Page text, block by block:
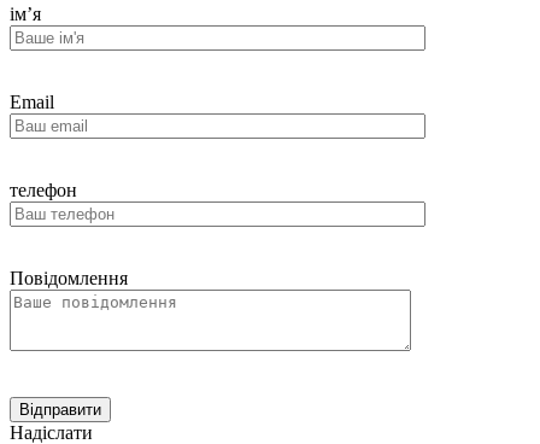
ім’я
Email
телефон
Повідомлення
Надіслати